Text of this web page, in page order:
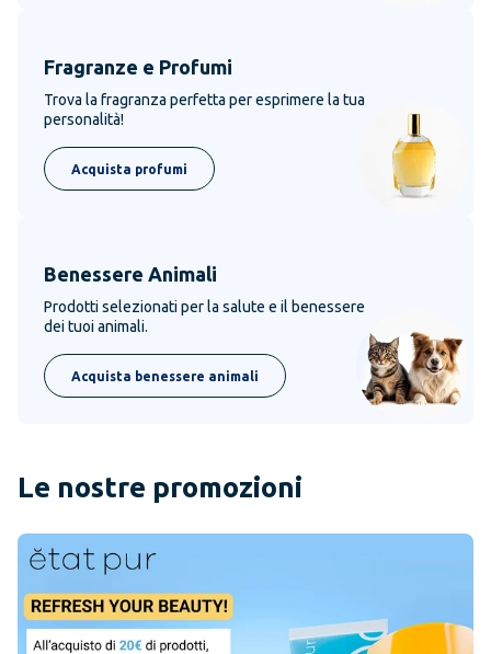
Fragranze e Profumi
Trova la fragranza perfetta per esprimere la tua
personalità!
Acquista profumi
Benessere Animali
Prodotti selezionati per la salute e il benessere
dei tuoi animali.
Acquista benessere animali
Le nostre promozioni